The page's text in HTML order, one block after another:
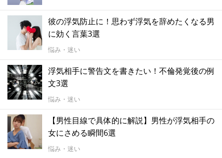
彼の浮気防止に！思わず浮気を辞めたくなる男
に効く言葉3選
悩み・迷い
浮気相手に警告文を書きたい！不倫発覚後の例
文3選
悩み・迷い
【男性目線で具体的に解説】男性が浮気相手の
女にさめる瞬間6選
悩み・迷い